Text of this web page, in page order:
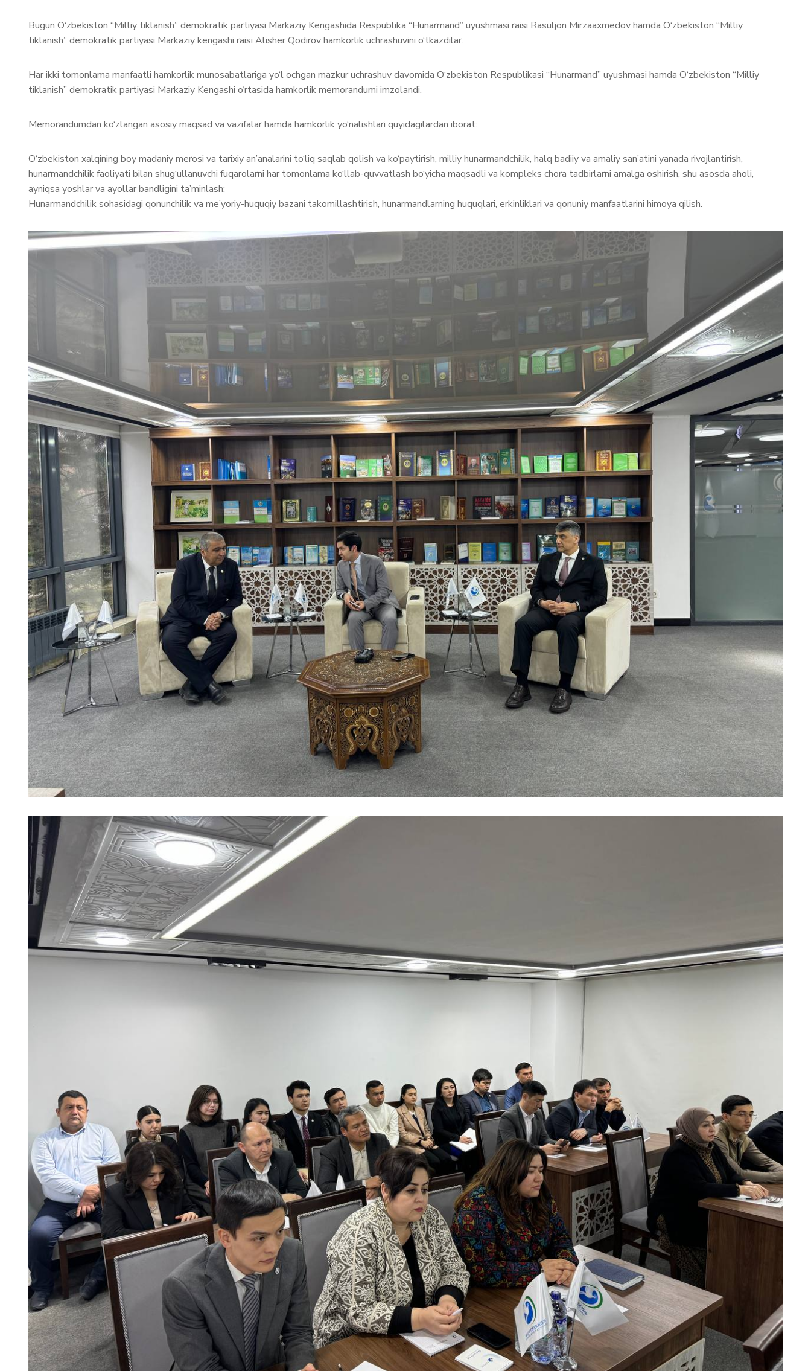
Bugun O‘zbekiston “Milliy tiklanish” demokratik partiyasi Markaziy Kengashida Respublika “Hunarmand” uyushmasi raisi Rasuljon Mirzaaxmedov hamda O‘zbekiston “Milliy
tiklanish” demokratik partiyasi Markaziy kengashi raisi Alisher Qodirov hamkorlik uchrashuvini o‘tkazdilar.
Har ikki tomonlama manfaatli hamkorlik munosabatlariga yo‘l ochgan mazkur uchrashuv davomida O‘zbekiston Respublikasi “Hunarmand” uyushmasi hamda O‘zbekiston “Milliy
tiklanish” demokratik partiyasi Markaziy Kengashi o‘rtasida hamkorlik memorandumi imzolandi.
Memorandumdan ko‘zlangan asosiy maqsad va vazifalar hamda hamkorlik yo‘nalishlari quyidagilardan iborat:
O‘zbekiston xalqining boy madaniy merosi va tarixiy an’analarini to‘liq saqlab qolish va ko‘paytirish, milliy hunarmandchilik, halq badiiy va amaliy san’atini yanada rivojlantirish,
hunarmandchilik faoliyati bilan shug‘ullanuvchi fuqarolarni har tomonlama ko‘llab-quvvatlash bo‘yicha maqsadli va kompleks chora tadbirlarni amalga oshirish, shu asosda aholi,
ayniqsa yoshlar va ayollar bandligini ta’minlash;
Hunarmandchilik sohasidagi qonunchilik va me’yoriy-huquqiy bazani takomillashtirish, hunarmandlarning huquqlari, erkinliklari va qonuniy manfaatlarini himoya qilish.